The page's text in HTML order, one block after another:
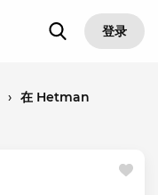
登录
› 在 Hetman